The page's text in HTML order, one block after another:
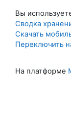
Вы
Сводка
Скачать
Переключить
На платформе